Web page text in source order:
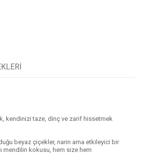
kendinizi taze, dinç ve zarif hissetmek
beyaz çiçekler, narin ama etkileyici bir
mendilin kokusu, hem size hem